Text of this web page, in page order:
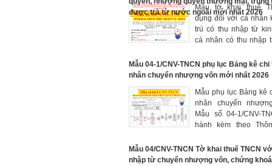
Thông tư 94/2025/TT-
được trả từ nước ngoài mới nhất 2026
Mẫu tờ khai thuế
dụng đối với cá nhân
trú có thu nhập từ
cá nhân có thu nhập
thương mại, trúng
trả từ nước ngoài
theo Thông tư số 80/
BTC) mẫu bị sửa đổi
tư 40/2025/TT-BTC và
94/2025/TT-BTC
Mẫu 04-1/CNV-TNCN phụ lục Bảng kê
nhân chuyển nhượng vốn mới nhất 2026
Mẫu phụ lục Bảng kê
nhân chuyển
Mẫu số 04-1/CNV-
hành kèm theo
sung bởi Thông tư
BTC có hiệu lực
Mẫu 04/CNV-TNCN Tờ khai thuế TNCN
nhập từ chuyển nhượng vốn, chứng